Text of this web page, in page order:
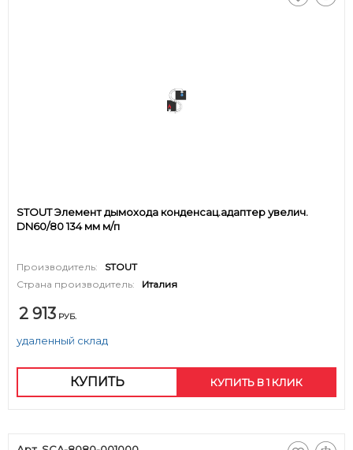
STOUT Элемент дымохода конденсац.адаптер увелич.
DN60/80 134 мм м/п
Производитель:
STOUT
Страна производитель:
Италия
2 913 РУБ.
удаленный склад
КУПИТЬ КУПИТЬ В 1 КЛИК